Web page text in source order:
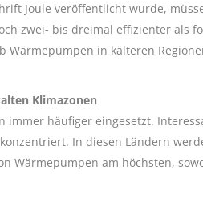
Joule veröffentlicht wurde,
zwei- bis dreimal effizienter als
in kälteren
Klimazonen
immer häufiger eingesetzt.
In diesen Ländern
Wärmepumpen am höchsten,